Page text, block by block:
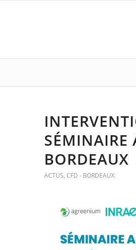
SÉMINAIRE
BORDEAUX
ACTUS, CFD - BORDEAUX